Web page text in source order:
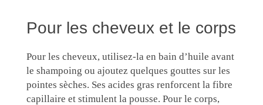
Pour les cheveux et le corps
Pour les cheveux, utilisez-la en bain d’huile avant
le shampoing ou ajoutez quelques gouttes sur les
pointes sèches. Ses acides gras renforcent la fibre
capillaire et stimulent la pousse. Pour le corps,